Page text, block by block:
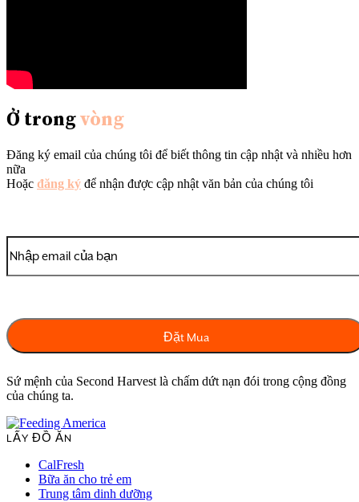
Ở trongvòng
Đăng ký email của chúng tôi để biết thông tin cập nhật và nhiều hơn
nữa
Hoặc đăng ký để nhận được cập nhật văn bản của chúng tôi
Sứ mệnh của Second Harvest là chấm dứt nạn đói trong cộng đồng
của chúng ta.
LẤY ĐỒ ĂN
CalFresh
Bữa ăn cho trẻ em
Trung tâm dinh dưỡng